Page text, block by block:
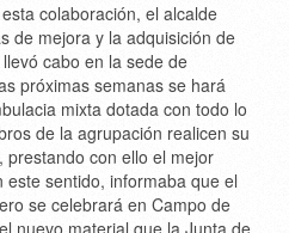
colaboración, el alcalde
de mejora y la adquisición de
cabo en la sede de
próximas semanas se hará
mixta dotada con todo lo
de la agrupación realicen su
prestando con ello el mejor
este sentido, informaba que el
se celebrará en Campo de